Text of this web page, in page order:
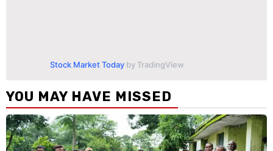
Stock Market Today by TradingView
YOU MAY HAVE MISSED